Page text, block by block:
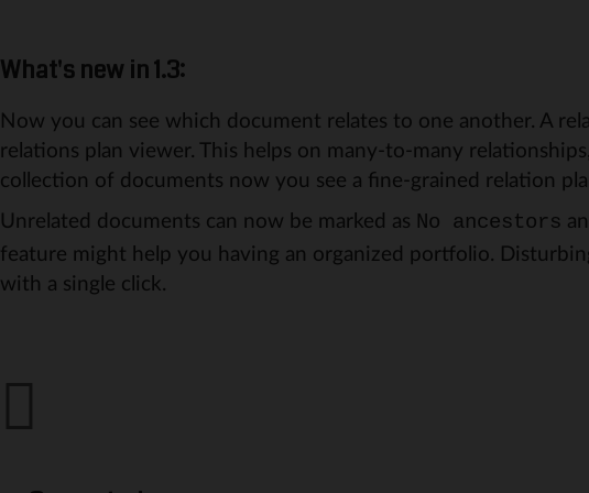
What's new in 1.3:
Now you can see which document relates to one another. A
relations plan viewer. This helps on many-to-many
collection of documents now you see a fine-grained relation
Unrelated documents can now be marked as No ancestors
feature might help you having an organized portfolio.
with a single click.